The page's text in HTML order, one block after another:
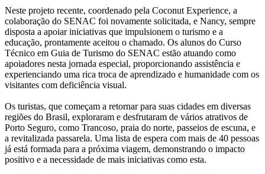
Neste projeto recente, coordenado pela Coconut Experience, a
colaboração do SENAC foi novamente solicitada, e Nancy, sempre
disposta a apoiar iniciativas que impulsionem o turismo e a
educação, prontamente aceitou o chamado. Os alunos do Curso
Técnico em Guia de Turismo do SENAC estão atuando como
apoiadores nesta jornada especial, proporcionando assistência e
experienciando uma rica troca de aprendizado e humanidade com os
visitantes com deficiência visual.
Os turistas, que começam a retornar para suas cidades em diversas
regiões do Brasil, exploraram e desfrutaram de vários atrativos de
Porto Seguro, como Trancoso, praia do norte, passeios de escuna, e
a revitalizada passarela. Uma lista de espera com mais de 40 pessoas
já está formada para a próxima viagem, demonstrando o impacto
positivo e a necessidade de mais iniciativas como esta.